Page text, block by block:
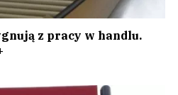
z pracy w handlu.